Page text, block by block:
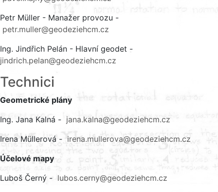
Petr Müller - Manažer provozu -
petr.muller@geodeziehcm.cz
Ing. Jindřich Pelán - Hlavní geodet -
jindrich.pelan@geodeziehcm.cz
Technici
Geometrické plány
Ing. Jana Kalná - jana.kalna@geodeziehcm.cz
Irena Müllerová -irena.mullerova@geodeziehcm.cz
Účelové mapy
Luboš Černý - lubos.cerny@geodeziehcm.cz